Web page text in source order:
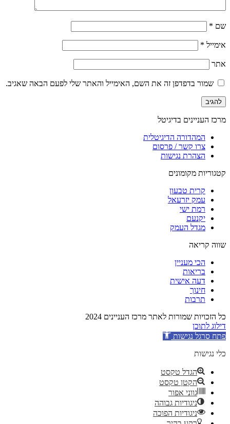
שם *
אימייל *
אתר
שמור בדפדפן זה את השם, האימייל והאתר שלי לפעם הבאה שאגיב.
מרכז העניינים בדיגיטל
המהדורה הדיגיטלית
צרו קשר / פרסום
הצהרת נגישות
קטגוריות מקומונים
קרית טבעון
עמק יזרעאל
רמת ישי
יקנעם
מגדל העמק
שווה קריאה
הכי מעניין
בריאות
דעה אישית
חינוך
תרבות
כל הזכויות שמורות לאתר מרכז העניינים 2024
דילוג לתוכן
פתח סרגל נגישות
כלי נגישות
הגדל טקסט
הקטן טקסט
גווני אפור
ניגודיות גבוהה
ניגודיות הפוכה